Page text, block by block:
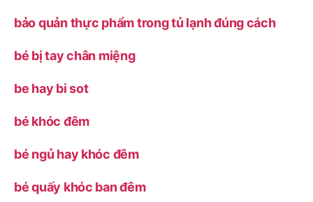
bảo quản thực phẩm trong tủ lạnh đúng cách
bé bị tay chân miệng
be hay bi sot
bé khóc đêm
bé ngủ hay khóc đêm
bé quấy khóc ban đêm